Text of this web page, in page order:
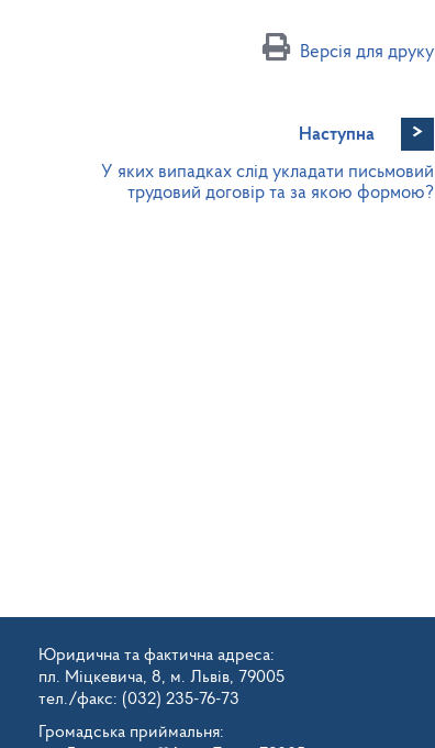
Версія для друку
Наступна >
У яких випадках слід укладати письмовий
трудовий договір та за якою формою?
Юридична та фактична адреса:
пл. Міцкевича, 8, м. Львів, 79005
тел./факс: (032) 235-76-73
Громадська приймальня: